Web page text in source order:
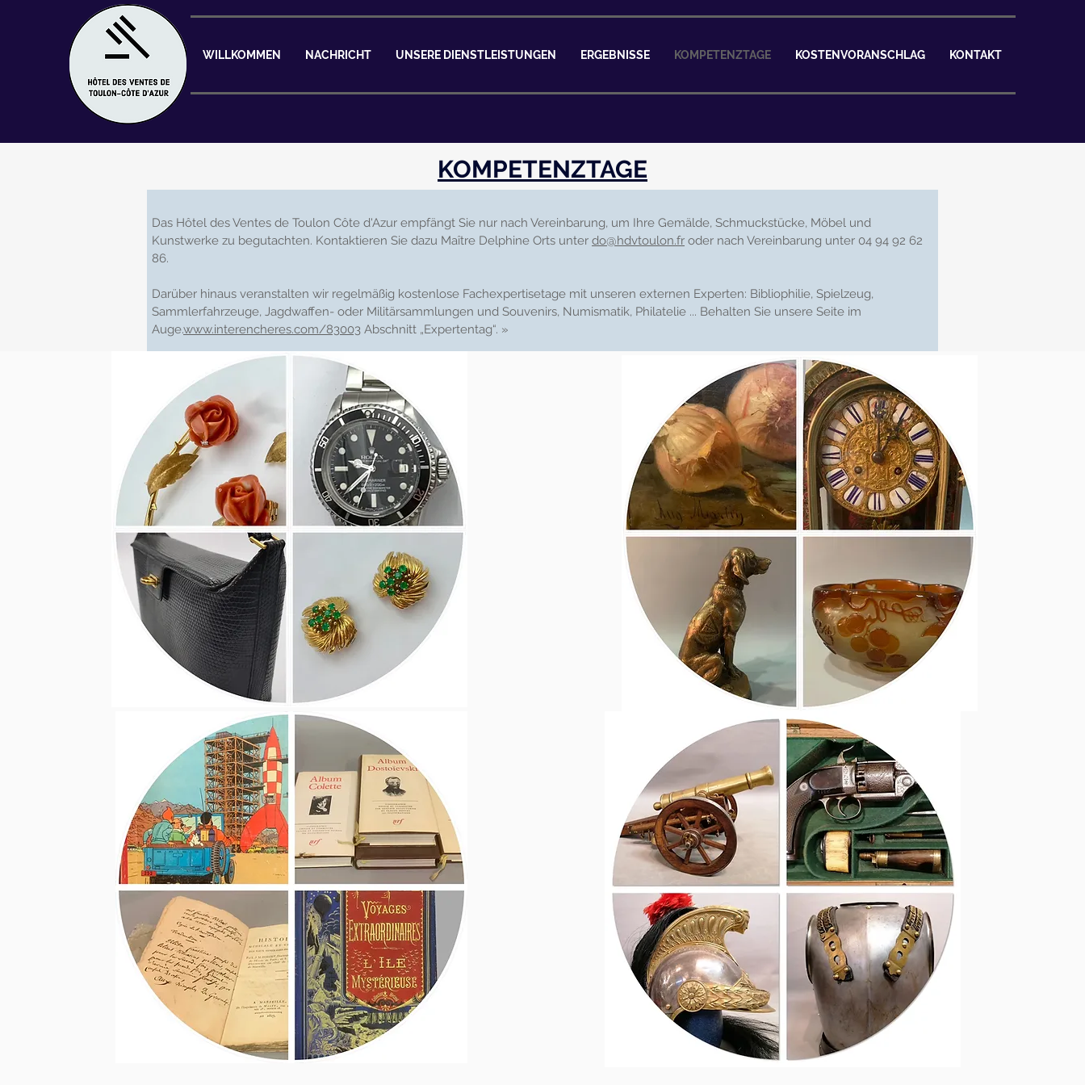
WILLKOMMEN NACHRICHT UNSERE DIENSTLEISTUNGEN ERGEBNISSE KOMPETENZTAGE KOSTENVORANSCHLAG KONTAKT
KOMPETENZTAGE
Das Hôtel des Ventes de Toulon Côte d'Azur empfängt Sie nur nach Vereinbarung, um Ihre Gemälde, Schmuckstücke, Möbel und
Kunstwerke zu begutachten. Kontaktieren Sie dazu Maître Delphine Orts unter do@hdvtoulon.fr oder nach Vereinbarung unter 04 94 92 62
86.
Darüber hinaus veranstalten wir regelmäßig kostenlose Fachexpertisetage mit unseren externen Experten: Bibliophilie, Spielzeug,
Sammlerfahrzeuge, Jagdwaffen- oder Militärsammlungen und Souvenirs, Numismatik, Philatelie ... Behalten Sie unsere Seite im
Auge.www.interencheres.com/83003 Abschnitt „Expertentag“. »